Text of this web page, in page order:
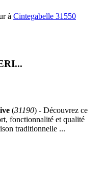
à Cintegabelle 31550
(31190) - Découvrez ce
fonctionnalité et qualité
traditionnelle ...